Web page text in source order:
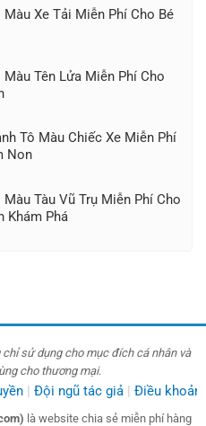
Màu Xe Tải Miễn Phí Cho Bé
Màu Tên Lửa Miễn Phí Cho
Tô Màu Chiếc Xe Miễn Phí
Non
Màu Tàu Vũ Trụ Miễn Phí Cho
Khám Phá
chỉ sử dụng cho mục đích cá nhân và
cho thương mại.
Đội ngũ tác giả Điều khoản
là website chia sẻ miễn phí hàng